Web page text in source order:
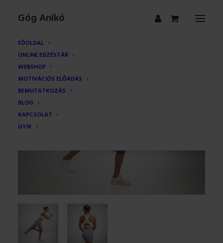
Góg Anikó
FŐOLDAL
ONLINE EDZÉSTÁR
WEBSHOP
MOTIVÁCIÓS ELŐADÁS
BEMUTATKOZÁS
BLOG
KAPCSOLAT
GYIK